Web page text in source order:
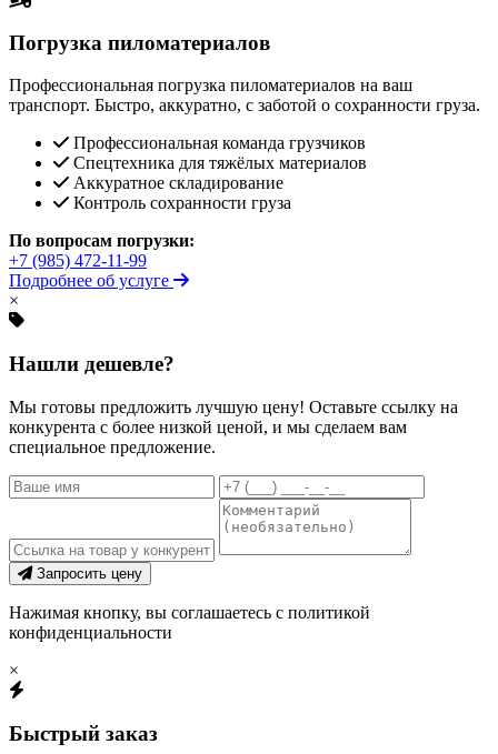
Погрузка пиломатериалов
Профессиональная погрузка пиломатериалов на ваш
транспорт. Быстро, аккуратно, с заботой о сохранности груза.
Профессиональная команда грузчиков
Спецтехника для тяжёлых материалов
Аккуратное складирование
Контроль сохранности груза
По вопросам погрузки:
+7 (985) 472-11-99
Подробнее об услуге
×
Нашли дешевле?
Мы готовы предложить лучшую цену! Оставьте ссылку на
конкурента с более низкой ценой, и мы сделаем вам
специальное предложение.
Запросить цену
Нажимая кнопку, вы соглашаетесь с политикой
конфиденциальности
×
Быстрый заказ